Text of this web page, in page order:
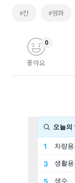
#칸 #영화
좋아요
0